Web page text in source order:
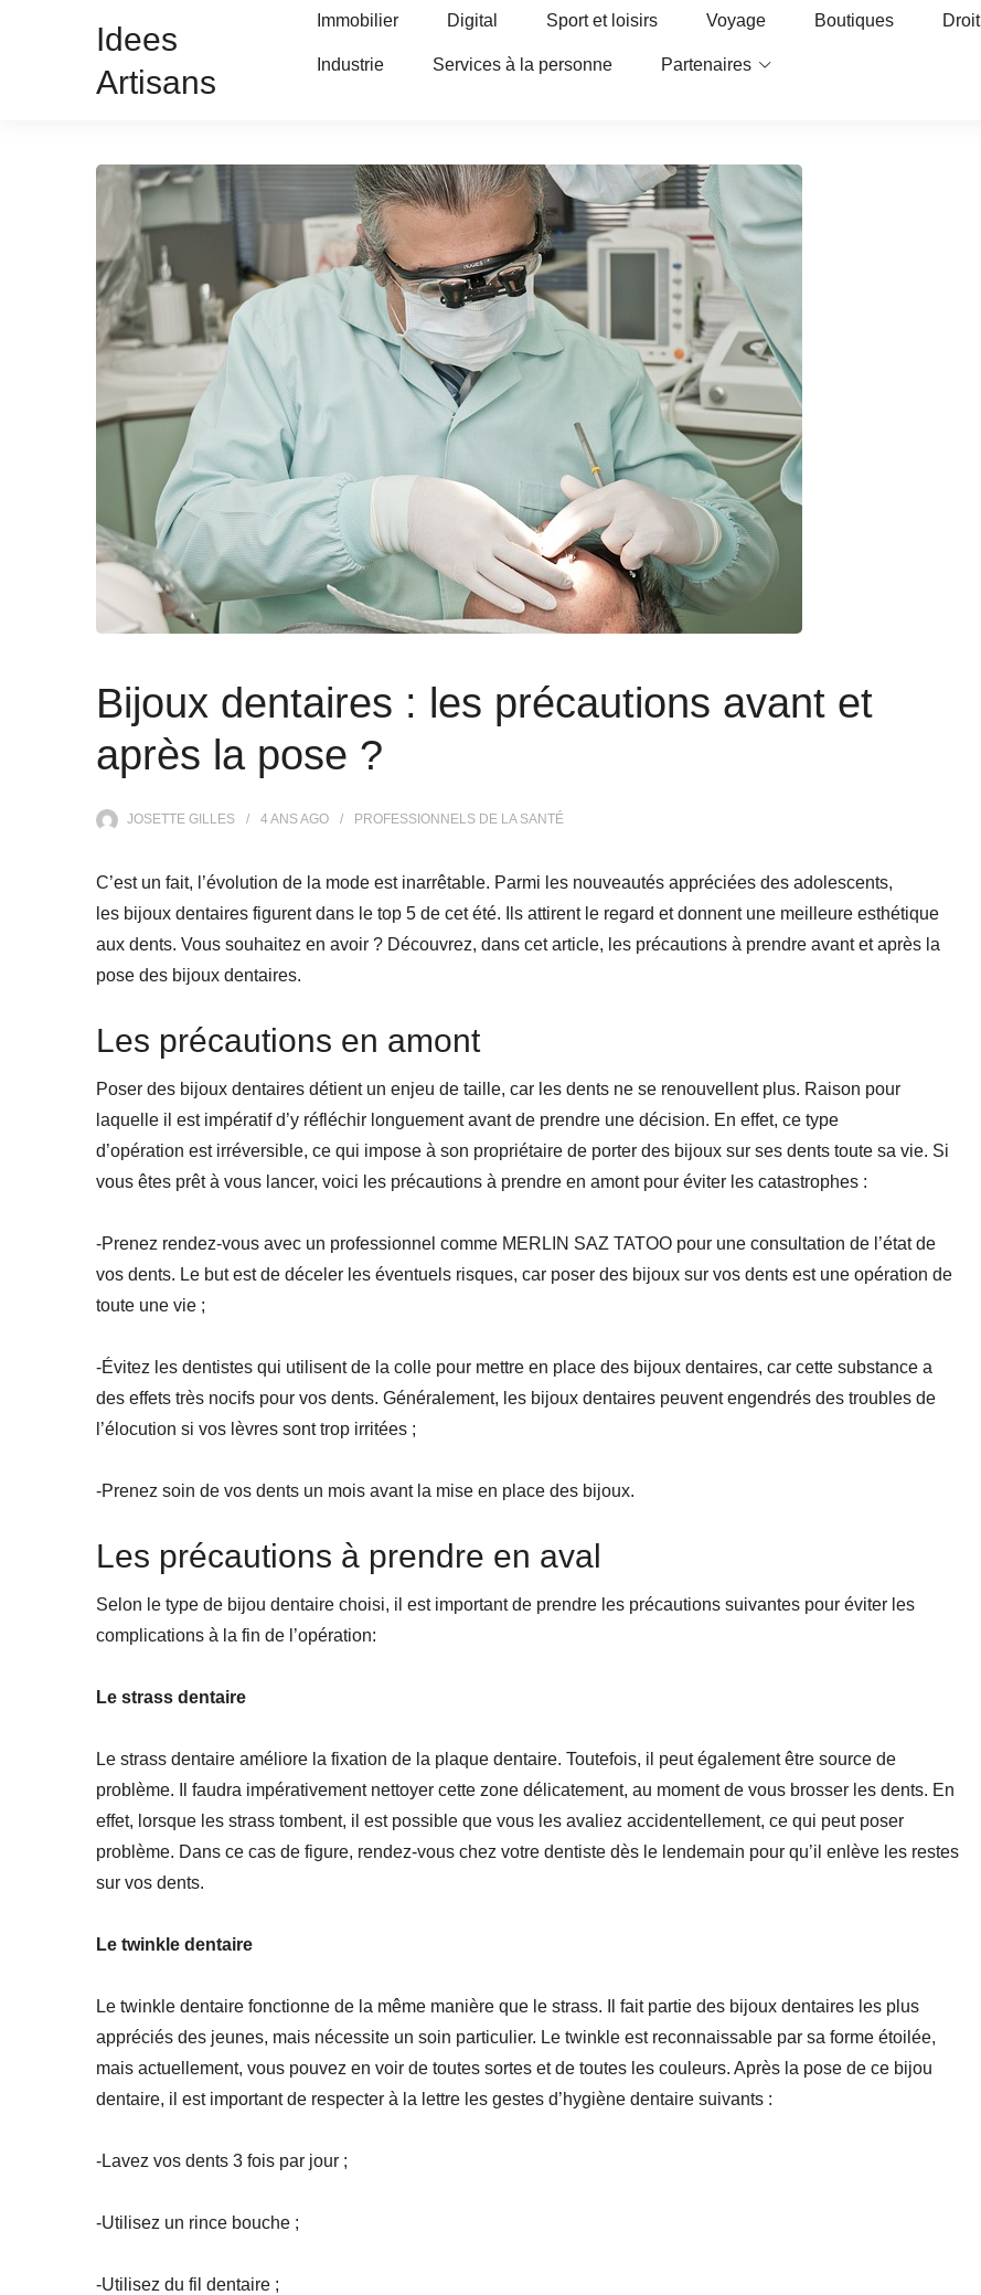
Idees
Artisans
Immobilier Digital Sport et loisirs Voyage Boutiques Droit
Industrie Services à la personne Partenaires
Bijoux dentaires : les précautions avant et
après la pose ?
JOSETTE GILLES 4 ANSAGO PROFESSIONNELS DE LA SANTÉ
C’est un fait, l’évolution de la mode est inarrêtable. Parmi les nouveautés appréciées des adolescents,
les bijoux dentaires figurent dans le top 5 de cet été. Ils attirent le regard et donnent une meilleure esthétique
aux dents. Vous souhaitez en avoir ? Découvrez, dans cet article, les précautions à prendre avant et après la
pose des bijoux dentaires.
Les précautions en amont
Poser des bijoux dentaires détient un enjeu de taille, car les dents ne se renouvellent plus. Raison pour
laquelle il est impératif d’y réfléchir longuement avant de prendre une décision. En effet, ce type
d’opération est irréversible, ce qui impose à son propriétaire de porter des bijoux sur ses dents toute sa vie. Si
vous êtes prêt à vous lancer, voici les précautions à prendre en amont pour éviter les catastrophes :
-Prenez rendez-vous avec un professionnel comme MERLIN SAZ TATOO pour une consultation de l’état de
vos dents. Le but est de déceler les éventuels risques, car poser des bijoux sur vos dents est une opération de
toute une vie ;
-Évitez les dentistes qui utilisent de la colle pour mettre en place des bijoux dentaires, car cette substance a
des effets très nocifs pour vos dents. Généralement, les bijoux dentaires peuvent engendrés des troubles de
l’élocution si vos lèvres sont trop irritées ;
-Prenez soin de vos dents un mois avant la mise en place des bijoux.
Les précautions à prendre en aval
Selon le type de bijou dentaire choisi, il est important de prendre les précautions suivantes pour éviter les
complications à la fin de l’opération:
Le strass dentaire
Le strass dentaire améliore la fixation de la plaque dentaire. Toutefois, il peut également être source de
problème. Il faudra impérativement nettoyer cette zone délicatement, au moment de vous brosser les dents. En
effet, lorsque les strass tombent, il est possible que vous les avaliez accidentellement, ce qui peut poser
problème. Dans ce cas de figure, rendez-vous chez votre dentiste dès le lendemain pour qu’il enlève les restes
sur vos dents.
Le twinkle dentaire
Le twinkle dentaire fonctionne de la même manière que le strass. Il fait partie des bijoux dentaires les plus
appréciés des jeunes, mais nécessite un soin particulier. Le twinkle est reconnaissable par sa forme étoilée,
mais actuellement, vous pouvez en voir de toutes sortes et de toutes les couleurs. Après la pose de ce bijou
dentaire, il est important de respecter à la lettre les gestes d’hygiène dentaire suivants :
-Lavez vos dents 3 fois par jour ;
-Utilisez un rince bouche ;
-Utilisez du fil dentaire ;